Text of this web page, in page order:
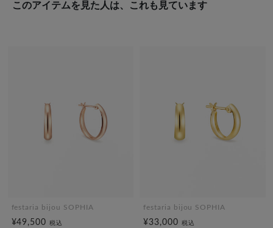
このアイテムを見た人は、これも見ています
festaria bijou SOPHIA
¥49,500税込
festaria bijou SOPHIA
¥33,000 税込